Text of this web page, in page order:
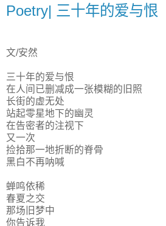
Poetry| 三十年的爱与恨
文/安然
三十年的爱与恨
在人间已删减成一张模糊的旧照
长街的虚无处
站起零星地下的幽灵
在告密者的注视下
又一次
捡拾那一地折断的脊骨
黑白不再呐喊
蝉鸣依稀
春夏之交
那场旧梦中
你告诉我